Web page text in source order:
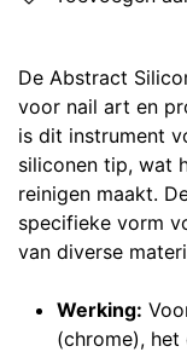
De Abstract
voor nail art en
is dit instrument
siliconen tip, wat
reinigen maakt.
specifieke vorm
van diverse
Werking:
(chrome), het